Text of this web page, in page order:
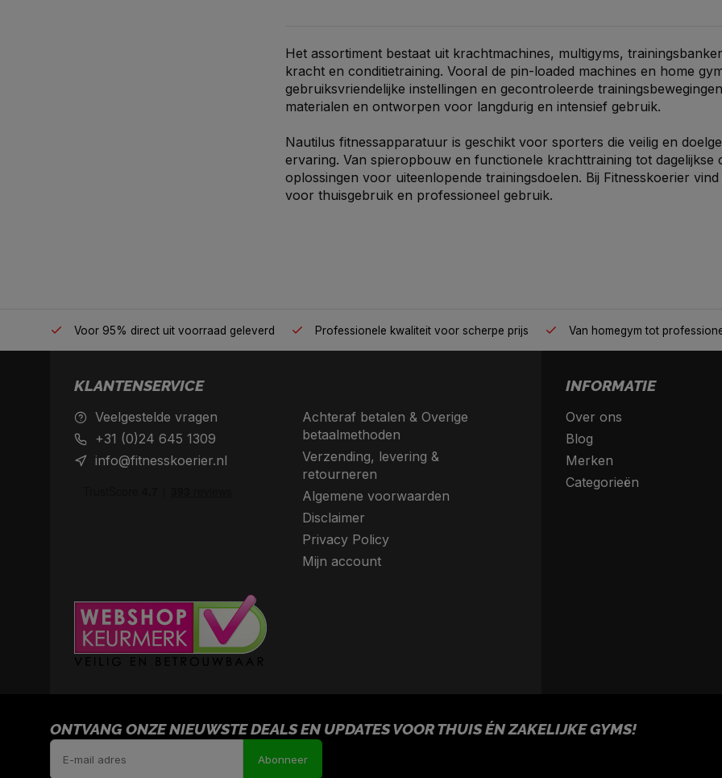
Het assortiment bestaat uit krachtmachines, multigyms,
kracht en conditietraining. Vooral de pin-loaded machines en home
gebruiksvriendelijke instellingen en gecontroleerde
materialen en ontworpen voor langdurig en intensief gebruik.
Nautilus fitnessapparatuur is geschikt voor sporters die veilig en
ervaring. Van spieropbouw en functionele krachttraining tot dagelijkse
oplossingen voor uiteenlopende trainingsdoelen. Bij Fitnesskoerier
voor thuisgebruik en professioneel gebruik.
Voor 95% direct uit voorraad geleverd Professionele kwaliteit voor scherpe prijs Van homegym tot
KLANTENSERVICE
Veelgestelde vragen
+31 (0)24 645 1309
info@fitnesskoerier.nl
Achteraf betalen & Overige
betaalmethoden
Verzending, levering &
retourneren
Algemene voorwaarden
Disclaimer
Privacy Policy
Mijn account
INFORMATIE
Over ons
Blog
Merken
Categorieën
ONTVANG ONZE NIEUWSTE DEALS EN UPDATES VOOR THUIS ÉN ZAKELIJKE GYMS!
Abonneer